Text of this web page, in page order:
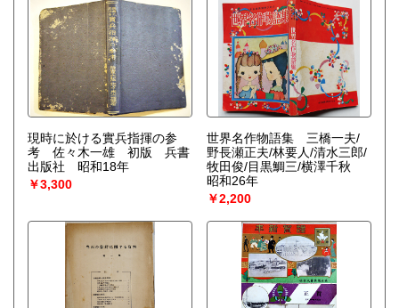
現時に於ける實兵指揮の参
考 佐々木一雄 初版 兵書
出版社 昭和18年
￥3,300
世界名作物語集 三橋一夫/
野長瀬正夫/林要人/清水三郎/
牧田俊/目黒鯛三/横澤千秋
昭和26年
￥2,200